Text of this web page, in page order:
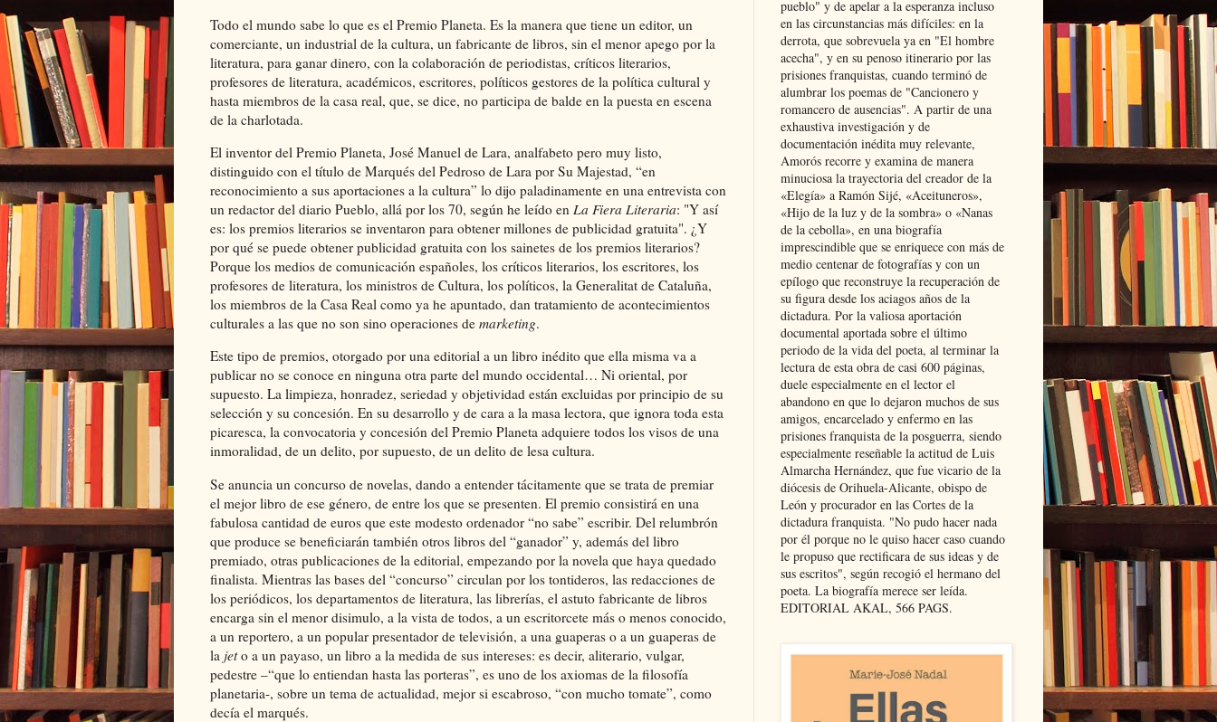
Todo el mundo sabe lo que es el Premio Planeta. Es la manera que tiene un editor, un
comerciante, un industrial de la cultura, un fabricante de libros, sin el menor apego por la
literatura, para ganar dinero, con la colaboración de periodistas, críticos literarios,
profesores de literatura, académicos, escritores, políticos gestores de la política cultural y
hasta miembros de la casa real, que, se dice, no participa de balde en la puesta en escena
de la charlotada.
El inventor del Premio Planeta, José Manuel de Lara, analfabeto pero muy listo,
distinguido con el título de Marqués del Pedroso de Lara por Su Majestad, “en
reconocimiento a sus aportaciones a la cultura” lo dijo paladinamente en una entrevista con
un redactor del diario Pueblo, allá por los 70, según he leído en La Fiera Literaria: "Y así
es: los premios literarios se inventaron para obtener millones de publicidad gratuita". ¿Y
por qué se puede obtener publicidad gratuita con los sainetes de los premios literarios?
Porque los medios de comunicación españoles, los críticos literarios, los escritores, los
profesores de literatura, los ministros de Cultura, los políticos, la Generalitat de Cataluña,
los miembros de la Casa Real como ya he apuntado, dan tratamiento de acontecimientos
culturales a las que no son sino operaciones de marketing.
Este tipo de premios, otorgado por una editorial a un libro inédito que ella misma va a
publicar no se conoce en ninguna otra parte del mundo occidental… Ni oriental, por
supuesto. La limpieza, honradez, seriedad y objetividad están excluidas por principio de su
selección y su concesión. En su desarrollo y de cara a la masa lectora, que ignora toda esta
picaresca, la convocatoria y concesión del Premio Planeta adquiere todos los visos de una
inmoralidad, de un delito, por supuesto, de un delito de lesa cultura.
Se anuncia un concurso de novelas, dando a entender tácitamente que se trata de premiar
el mejor libro de ese género, de entre los que se presenten. El premio consistirá en una
fabulosa cantidad de euros que este modesto ordenador “no sabe” escribir. Del relumbrón
que produce se beneficiarán también otros libros del “ganador” y, además del libro
premiado, otras publicaciones de la editorial, empezando por la novela que haya quedado
finalista. Mientras las bases del “concurso” circulan por los tontideros, las redacciones de
los periódicos, los departamentos de literatura, las librerías, el astuto fabricante de libros
encarga sin el menor disimulo, a la vista de todos, a un escritorcete más o menos conocido,
a un reportero, a un popular presentador de televisión, a una guaperas o a un guaperas de
la jeto a un payaso, un libro a la medida de sus intereses: es decir, aliterario, vulgar,
pedestre –“que lo entiendan hasta las porteras”, es uno de los axiomas de la filosofía
planetaria-, sobre un tema de actualidad, mejor si escabroso, “con mucho tomate”, como
decía el marqués.
pueblo" y de apelar a la esperanza incluso
en las circunstancias más difíciles: en la
derrota, que sobrevuela ya en "El hombre
acecha", y en su penoso itinerario por las
prisiones franquistas, cuando terminó de
alumbrar los poemas de "Cancionero y
romancero de ausencias". A partir de una
exhaustiva investigación y de
documentación inédita muy relevante,
Amorós recorre y examina de manera
minuciosa la trayectoria del creador de la
«Elegía» a Ramón Sijé, «Aceituneros»,
«Hijo de la luz y de la sombra» o «Nanas
de la cebolla», en una biografía
imprescindible que se enriquece con más de
medio centenar de fotografías y con un
epílogo que reconstruye la recuperación de
su figura desde los aciagos años de la
dictadura. Por la valiosa aportación
documental aportada sobre el último
periodo de la vida del poeta, al terminar la
lectura de esta obra de casi 600 páginas,
duele especialmente en el lector el
abandono en que lo dejaron muchos de sus
amigos, encarcelado y enfermo en las
prisiones franquista de la posguerra, siendo
especialmente reseñable la actitud de Luis
Almarcha Hernández, que fue vicario de la
diócesis de Orihuela-Alicante, obispo de
León y procurador en las Cortes de la
dictadura franquista. "No pudo hacer nada
por él porque no le quiso hacer caso cuando
le propuso que rectificara de sus ideas y de
sus escritos", según recogió el hermano del
poeta. La biografía merece ser leída.
EDITORIAL AKAL, 566 PAGS.